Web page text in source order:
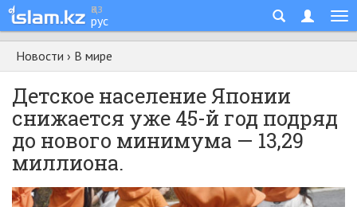
қаз
рус
Новости › В мире
Детское население Японии
снижается уже 45-й год подряд
до нового минимума — 13,29
миллиона.